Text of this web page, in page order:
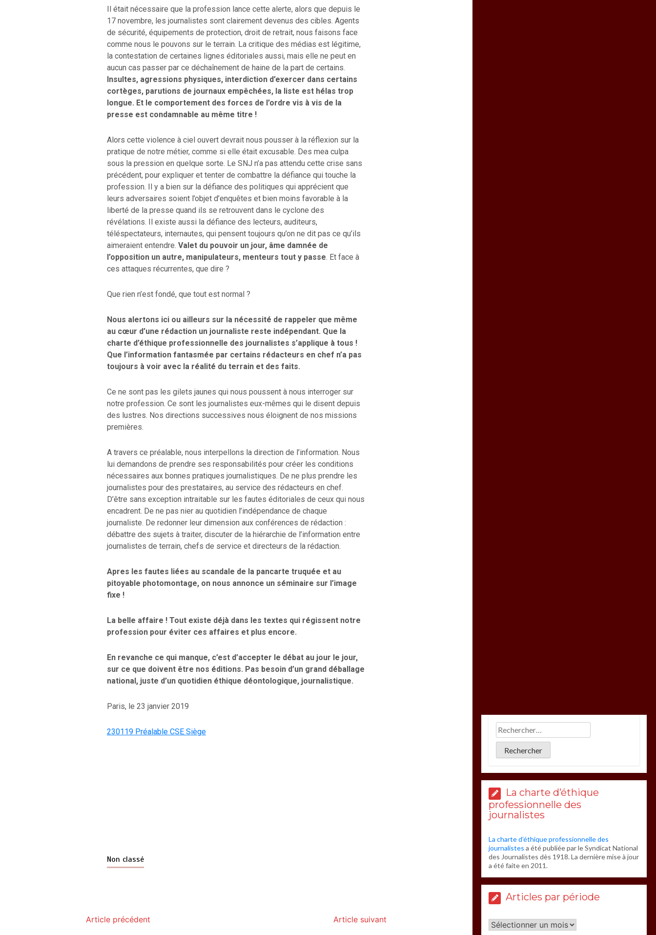
Il était nécessaire que la profession lance cette alerte, alors que depuis le
17 novembre, les journalistes sont clairement devenus des cibles. Agents
de sécurité, équipements de protection, droit de retrait, nous faisons face
comme nous le pouvons sur le terrain. La critique des médias est légitime,
la contestation de certaines lignes éditoriales aussi, mais elle ne peut en
aucun cas passer par ce déchaînement de haine de la part de certains.
Insultes, agressions physiques, interdiction d’exercer dans certains
cortèges, parutions de journaux empêchées, la liste est hélas trop
longue. Et le comportement des forces de l’ordre vis à vis de la
presse est condamnable au même titre !
Alors cette violence à ciel ouvert devrait nous pousser à la réflexion sur la
pratique de notre métier, comme si elle était excusable. Des mea culpa
sous la pression en quelque sorte. Le SNJ n’a pas attendu cette crise sans
précédent, pour expliquer et tenter de combattre la défiance qui touche la
profession. Il y a bien sur la défiance des politiques qui apprécient que
leurs adversaires soient l’objet d’enquêtes et bien moins favorable à la
liberté de la presse quand ils se retrouvent dans le cyclone des
révélations. Il existe aussi la défiance des lecteurs, auditeurs,
téléspectateurs, internautes, qui pensent toujours qu’on ne dit pas ce qu’ils
aimeraient entendre. Valet du pouvoir un jour, âme damnée de
l’opposition un autre, manipulateurs, menteurs tout y passe. Et face à
ces attaques récurrentes, que dire ?
Que rien n’est fondé, que tout est normal ?
Nous alertons ici ou ailleurs sur la nécessité de rappeler que même
au cœur d’une rédaction un journaliste reste indépendant. Que la
charte d’éthique professionnelle des journalistes s’applique à tous !
Que l’information fantasmée par certains rédacteurs en chef n’a pas
toujours à voir avec la réalité du terrain et des faits.
Ce ne sont pas les gilets jaunes qui nous poussent à nous interroger sur
notre profession. Ce sont les journalistes eux-mêmes qui le disent depuis
des lustres. Nos directions successives nous éloignent de nos missions
premières.
A travers ce préalable, nous interpellons la direction de l’information. Nous
lui demandons de prendre ses responsabilités pour créer les conditions
nécessaires aux bonnes pratiques journalistiques. De ne plus prendre les
journalistes pour des prestataires, au service des rédacteurs en chef.
D’être sans exception intraitable sur les fautes éditoriales de ceux qui nous
encadrent. De ne pas nier au quotidien l’indépendance de chaque
journaliste. De redonner leur dimension aux conférences de rédaction :
débattre des sujets à traiter, discuter de la hiérarchie de l’information entre
journalistes de terrain, chefs de service et directeurs de la rédaction.
Apres les fautes liées au scandale de la pancarte truquée et au
pitoyable photomontage, on nous annonce un séminaire sur l’image
fixe !
La belle affaire ! Tout existe déjà dans les textes qui régissent notre
profession pour éviter ces affaires et plus encore.
En revanche ce qui manque, c’est d’accepter le débat au jour le jour,
sur ce que doivent être nos éditions. Pas besoin d’un grand déballage
national, juste d’un quotidien éthique déontologique, journalistique.
Paris, le 23 janvier 2019
230119 Préalable CSE Siège
Non classé
Article précédent Article suivant
La charte d’éthique
professionnelle des
journalistes
La charte d’éthique professionnelle des
journalistes a été publiée par le Syndicat National
des Journalistes dès 1918. La dernière mise à jour
a été faite en 2011.
Articles par période
Articles